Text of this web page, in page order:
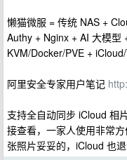
懒猫微服 = 传统 NAS +
Authy + Nginx + AI 大模型
KVM/Docker/PVE +
阿里安全专家用户笔记
支持全自动同步 iCloud 相
接查看，一家人使用非常
张照片妥妥的，iCloud 也退